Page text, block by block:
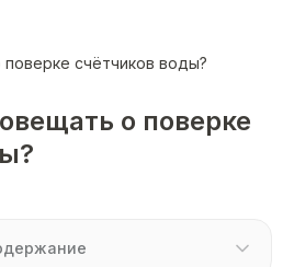
счётчиков воды?
о поверке